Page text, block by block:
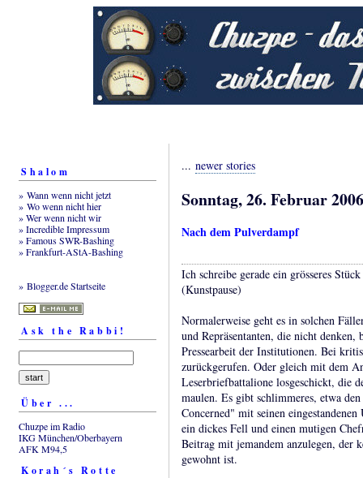
Shalom
» Wann wenn nicht jetzt
» Wo wenn nicht hier
» Wer wenn nicht wir
» Incredible Impressum
» Famous SWR-Bashing
» Frankfurt-AStA-Bashing
» Blogger.de Startseite
Ask the Rabbi!
Über ...
Chuzpe im Radio
IKG München/Oberbayern
AFK M94,5
Korah´s Rotte
... newer stories
Sonntag, 26. Februar 2006
Nach dem Pulverdampf
Ich schreibe gerade ein grösseres
(Kunstpause)
Normalerweise geht es in solchen
und Repräsentanten, die nicht
Pressearbeit der Institutionen. Bei
zurückgerufen. Oder gleich mit dem
Leserbriefbattalione losgeschickt, die
maulen. Es gibt schlimmeres, etwa
Concerned" mit seinen
ein dickes Fell und einen mutigen
Beitrag mit jemandem anzulegen, der
gewohnt ist.